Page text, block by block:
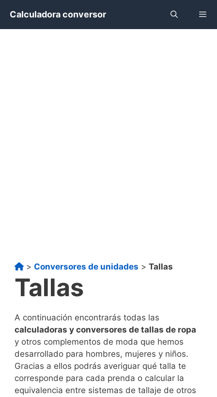
contenido
Calculadora conversor
> Conversores de unidades > Tallas
Tallas
A continuación encontrarás todas las
calculadoras y conversores de tallas de ropa
y otros complementos de moda que hemos
desarrollado para hombres, mujeres y niños.
Gracias a ellos podrás averiguar qué talla te
corresponde para cada prenda o calcular la
equivalencia entre sistemas de tallaje de otros